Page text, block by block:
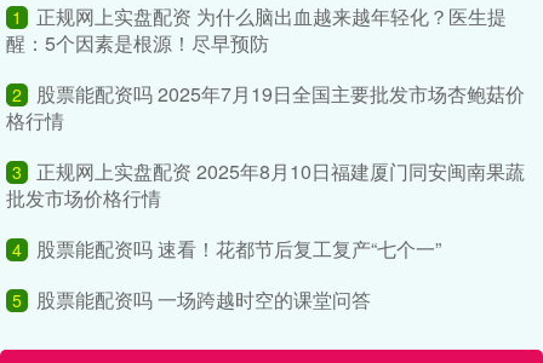
1
正规网上实盘配资 为什么脑出血越来越年轻化？医生提
醒：5个因素是根源！尽早预防
2
股票能配资吗 2025年7月19日全国主要批发市场杏鲍菇价
格行情
3
正规网上实盘配资 2025年8月10日福建厦门同安闽南果蔬
批发市场价格行情
4 股票能配资吗 速看！花都节后复工复产“七个一”
5 股票能配资吗 一场跨越时空的课堂问答